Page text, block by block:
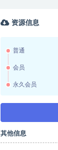
资源信息
普通
会员
永久会员
其他信息